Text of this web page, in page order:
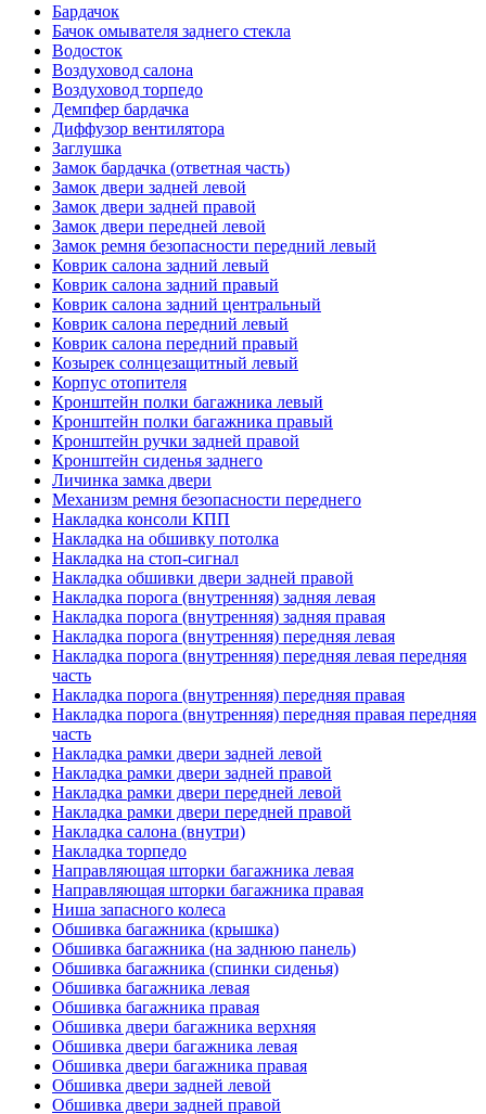
Бардачок
Бачок омывателя заднего стекла
Водосток
Воздуховод салона
Воздуховод торпедо
Демпфер бардачка
Диффузор вентилятора
Заглушка
Замок бардачка (ответная часть)
Замок двери задней левой
Замок двери задней правой
Замок двери передней левой
Замок ремня безопасности передний левый
Коврик салона задний левый
Коврик салона задний правый
Коврик салона задний центральный
Коврик салона передний левый
Коврик салона передний правый
Козырек солнцезащитный левый
Корпус отопителя
Кронштейн полки багажника левый
Кронштейн полки багажника правый
Кронштейн ручки задней правой
Кронштейн сиденья заднего
Личинка замка двери
Механизм ремня безопасности переднего
Накладка консоли КПП
Накладка на обшивку потолка
Накладка на стоп-сигнал
Накладка обшивки двери задней правой
Накладка порога (внутренняя) задняя левая
Накладка порога (внутренняя) задняя правая
Накладка порога (внутренняя) передняя левая
Накладка порога (внутренняя) передняя левая передняя
часть
Накладка порога (внутренняя) передняя правая
Накладка порога (внутренняя) передняя правая передняя
часть
Накладка рамки двери задней левой
Накладка рамки двери задней правой
Накладка рамки двери передней левой
Накладка рамки двери передней правой
Накладка салона (внутри)
Накладка торпедо
Направляющая шторки багажника левая
Направляющая шторки багажника правая
Ниша запасного колеса
Обшивка багажника (крышка)
Обшивка багажника (на заднюю панель)
Обшивка багажника (спинки сиденья)
Обшивка багажника левая
Обшивка багажника правая
Обшивка двери багажника верхняя
Обшивка двери багажника левая
Обшивка двери багажника правая
Обшивка двери задней левой
Обшивка двери задней правой